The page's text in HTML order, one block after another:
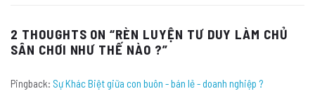
2 THOUGHTS ON “RÈN LUYỆN TƯ DUY LÀM CHỦ
SÂN CHƠI NHƯ THẾ NÀO ?”
Pingback: Sự Khác Biệt giữa con buôn - bán lẻ - doanh nghiệp ?